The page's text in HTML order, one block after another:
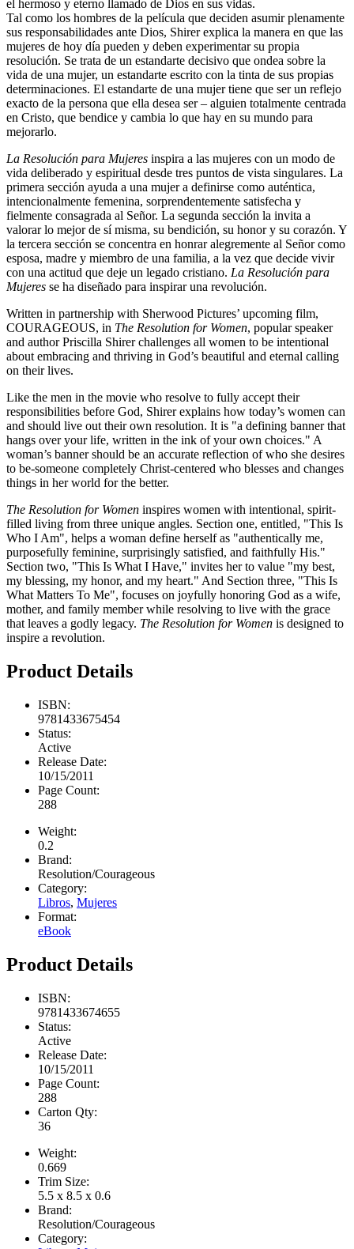
el hermoso y eterno llamado de Dios en sus vidas.
Tal como los hombres de la película que deciden asumir plenamente
sus responsabilidades ante Dios, Shirer explica la manera en que las
mujeres de hoy día pueden y deben experimentar su propia
resolución. Se trata de un estandarte decisivo que ondea sobre la
vida de una mujer, un estandarte escrito con la tinta de sus propias
determinaciones. El estandarte de una mujer tiene que ser un reflejo
exacto de la persona que ella desea ser – alguien totalmente centrada
en Cristo, que bendice y cambia lo que hay en su mundo para
mejorarlo.
La Resolución para Mujeres inspira a las mujeres con un modo de
vida deliberado y espiritual desde tres puntos de vista singulares. La
primera sección ayuda a una mujer a definirse como auténtica,
intencionalmente femenina, sorprendentemente satisfecha y
fielmente consagrada al Señor. La segunda sección la invita a
valorar lo mejor de sí misma, su bendición, su honor y su corazón. Y
la tercera sección se concentra en honrar alegremente al Señor como
esposa, madre y miembro de una familia, a la vez que decide vivir
con una actitud que deje un legado cristiano. La Resolución para
Mujeres se ha diseñado para inspirar una revolución.
Written in partnership with Sherwood Pictures’ upcoming film,
COURAGEOUS, in The Resolution for Women, popular speaker
and author Priscilla Shirer challenges all women to be intentional
about embracing and thriving in God’s beautiful and eternal calling
on their lives.
Like the men in the movie who resolve to fully accept their
responsibilities before God, Shirer explains how today’s women can
and should live out their own resolution. It is "a defining banner that
hangs over your life, written in the ink of your own choices." A
woman’s banner should be an accurate reflection of who she desires
to be-someone completely Christ-centered who blesses and changes
things in her world for the better.
The Resolution for Women inspires women with intentional, spirit-
filled living from three unique angles. Section one, entitled, "This Is
Who I Am", helps a woman define herself as "authentically me,
purposefully feminine, surprisingly satisfied, and faithfully His."
Section two, "This Is What I Have," invites her to value "my best,
my blessing, my honor, and my heart." And Section three, "This Is
What Matters To Me", focuses on joyfully honoring God as a wife,
mother, and family member while resolving to live with the grace
that leaves a godly legacy. The Resolution for Women is designed to
inspire a revolution.
Product Details
ISBN:
9781433675454
Status:
Active
Release Date:
10/15/2011
Page Count:
288
Weight:
0.2
Brand:
Resolution/Courageous
Category:
Libros, Mujeres
Format:
eBook
Product Details
ISBN:
9781433674655
Status:
Active
Release Date:
10/15/2011
Page Count:
288
Carton Qty:
36
Weight:
0.669
Trim Size:
5.5 x 8.5 x 0.6
Brand:
Resolution/Courageous
Category: